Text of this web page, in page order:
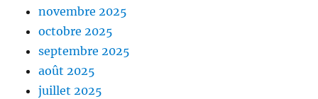
novembre 2025
octobre 2025
septembre 2025
août 2025
juillet 2025